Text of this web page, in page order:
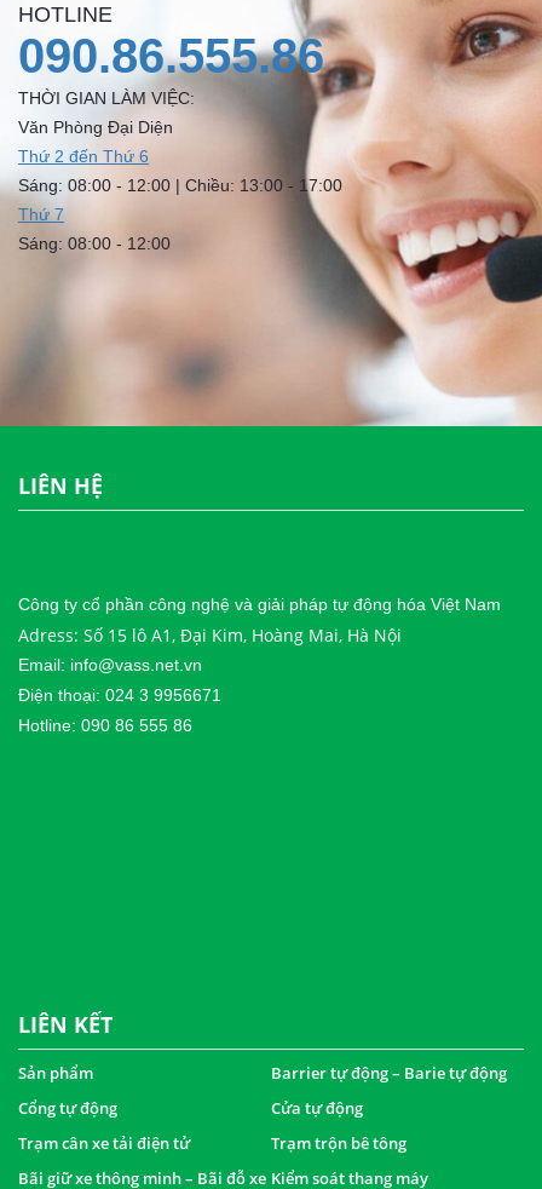
HOTLINE
090.86.555.86
THỜI GIAN LÀM VIỆC:
Văn Phòng Đại Diện
Thứ 2 đến Thứ 6
Sáng: 08:00 - 12:00 | Chiều: 13:00 - 17:00
Thứ 7
Sáng: 08:00 - 12:00
LIÊN HỆ
Công ty cổ phần công nghệ và giải pháp tự động hóa Việt Nam
Adress: Số 15 lô A1, Đại Kim, Hoàng Mai, Hà Nội
Email: info@vass.net.vn
Điện thoại: 024 3 9956671
Hotline: 090 86 555 86
LIÊN KẾT
Sản phẩm
Barrier tự động – Barie tự động
Cổng tự động
Cửa tự động
Trạm cân xe tải điện tử
Trạm trộn bê tông
Bãi giữ xe thông minh – Bãi đỗ xe Kiểm soát thang máy